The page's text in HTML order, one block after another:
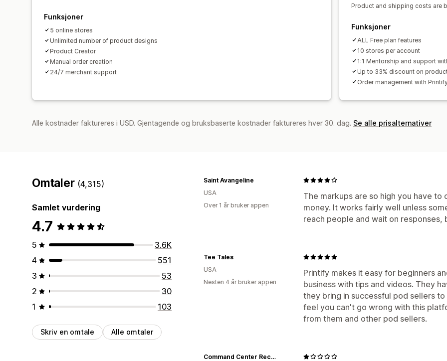
Funksjoner
5 online stores
Unlimited number of product designs
Product Creator
Manual order creation
24/7 merchant support
Product and shipping costs are
Funksjoner
ALL Free plan features
10 stores per account
1:1 Mentorship and support
Up to 33% discount on
Order management with
Alle kostnader faktureres i USD. Gjentagende og bruksbaserte kostnader faktureres hver 30. dag. Se alle prisalternativer
Omtaler (4,315)
Samlet vurdering
4.7
5
3.6K
4
551
3
53
2
30
1
103
Skriv en omtale Alle omtaler
The markups are so high you have
money. It works fairly well unless
reach people and wait on responses,
Saint Avangeline
USA
Over 1 år bruker appen
Printify makes it easy for beginners
business with tips and videos. They
they bring in successful pod sellers
feel you can't go wrong with this
from them and other pod sellers.
Tee Tales
USA
Nesten 4 år bruker appen
Command Center Records